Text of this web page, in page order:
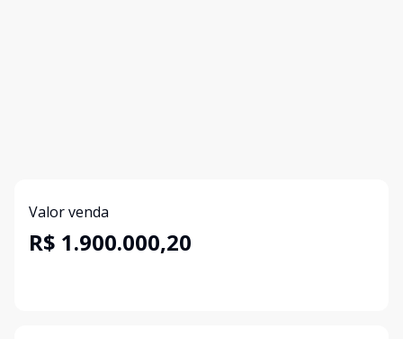
Valor venda
R$ 1.900.000,20